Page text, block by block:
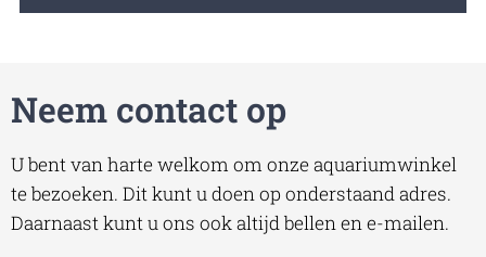
Neem contact op
U bent van harte welkom om onze aquariumwinkel
te bezoeken. Dit kunt u doen op onderstaand adres.
Daarnaast kunt u ons ook altijd bellen en e-mailen.